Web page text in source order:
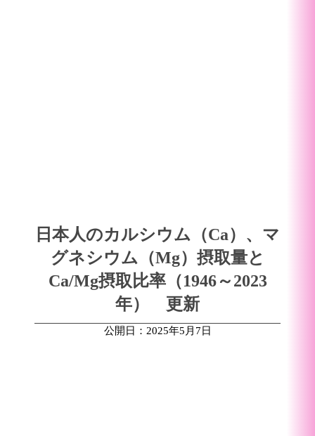
日本人のカルシウム（Ca）、マ
グネシウム（Mg）摂取量と
Ca/Mg摂取比率（1946～2023
年） 更新
公開日：2025年5月7日